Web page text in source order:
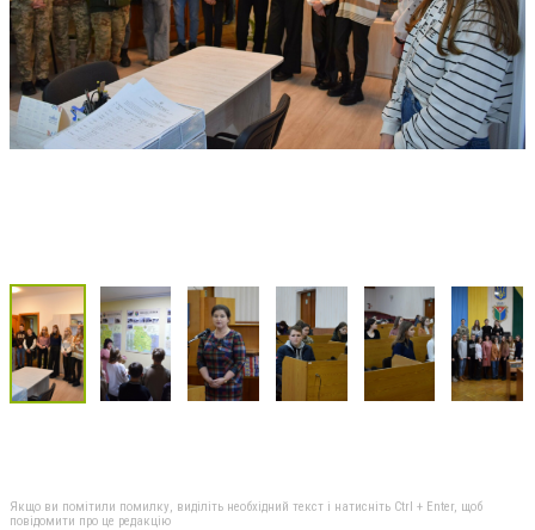
Якщо ви помітили помилку, виділіть необхідний текст і натисніть Ctrl + Enter, щоб
повідомити про це редакцію